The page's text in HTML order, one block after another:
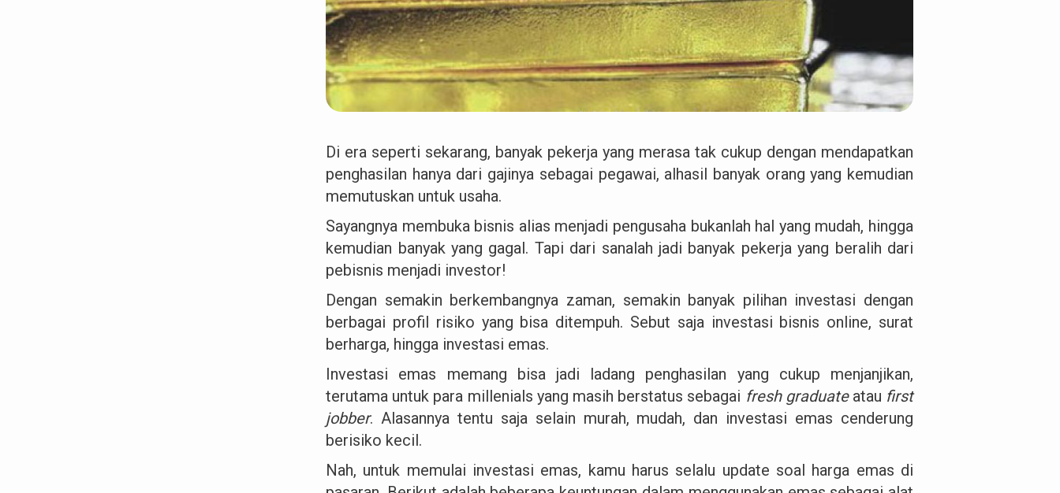
Di era seperti sekarang, banyak pekerja yang merasa tak cukup dengan mendapatkan
penghasilan hanya dari gajinya sebagai pegawai, alhasil banyak orang yang kemudian
memutuskan untuk usaha.
Sayangnya membuka bisnis alias menjadi pengusaha bukanlah hal yang mudah, hingga
kemudian banyak yang gagal. Tapi dari sanalah jadi banyak pekerja yang beralih dari
pebisnis menjadi investor!
Dengan semakin berkembangnya zaman, semakin banyak pilihan investasi dengan
berbagai profil risiko yang bisa ditempuh. Sebut saja investasi bisnis online, surat
berharga, hingga investasi emas.
Investasi emas memang bisa jadi ladang penghasilan yang cukup menjanjikan,
terutama untuk para millenials yang masih berstatus sebagai fresh graduate atau first
jobber. Alasannya tentu saja selain murah, mudah, dan investasi emas cenderung
berisiko kecil.
Nah, untuk memulai investasi emas, kamu harus selalu update soal harga emas di